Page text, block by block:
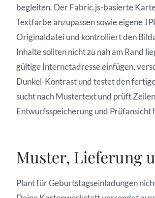
begleiten. Der Fabric.js-basierte
Textfarbe anzupassen sowie eigene
Originaldatei und kontrolliert den
Inhalte sollten nicht zu nah am Rand
gültige Internetadresse einfügen,
Dunkel-Kontrast und testet den
sucht nach Mustertext und prüft
Entwurfsspeicherung und
Muster, Lieferung
Plant für Geburtstagseinladungen